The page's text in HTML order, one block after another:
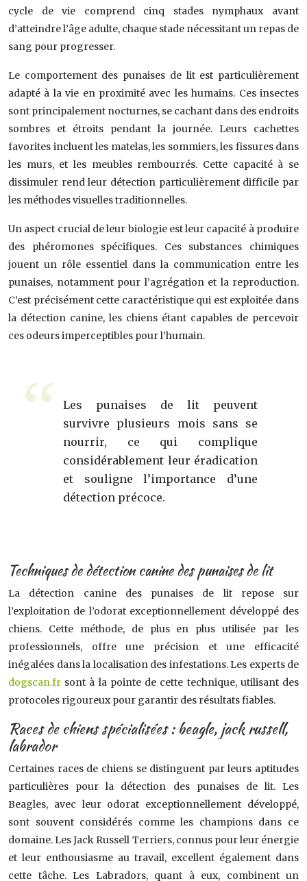
cycle de vie comprend cinq stades nymphaux avant
d’atteindre l’âge adulte, chaque stade nécessitant un repas de
sang pour progresser.
Le comportement des punaises de lit est particulièrement
adapté à la vie en proximité avec les humains. Ces insectes
sont principalement nocturnes, se cachant dans des endroits
sombres et étroits pendant la journée. Leurs cachettes
favorites incluent les matelas, les sommiers, les fissures dans
les murs, et les meubles rembourrés. Cette capacité à se
dissimuler rend leur détection particulièrement difficile par
les méthodes visuelles traditionnelles.
Un aspect crucial de leur biologie est leur capacité à produire
des phéromones spécifiques. Ces substances chimiques
jouent un rôle essentiel dans la communication entre les
punaises, notamment pour l’agrégation et la reproduction.
C’est précisément cette caractéristique qui est exploitée dans
la détection canine, les chiens étant capables de percevoir
ces odeurs imperceptibles pour l’humain.
Les punaises de lit peuvent
survivre plusieurs mois sans se
nourrir, ce qui complique
considérablement leur éradication
et souligne l’importance d’une
détection précoce.
Techniques de détection canine des punaises de lit
La détection canine des punaises de lit repose sur
l’exploitation de l’odorat exceptionnellement développé des
chiens. Cette méthode, de plus en plus utilisée par les
professionnels, offre une précision et une efficacité
inégalées dans la localisation des infestations. Les experts de
dogscan.fr sont à la pointe de cette technique, utilisant des
protocoles rigoureux pour garantir des résultats fiables.
Races de chiens spécialisées : beagle, jack russell,
labrador
Certaines races de chiens se distinguent par leurs aptitudes
particulières pour la détection des punaises de lit. Les
Beagles, avec leur odorat exceptionnellement développé,
sont souvent considérés comme les champions dans ce
domaine. Les Jack Russell Terriers, connus pour leur énergie
et leur enthousiasme au travail, excellent également dans
cette tâche. Les Labradors, quant à eux, combinent un